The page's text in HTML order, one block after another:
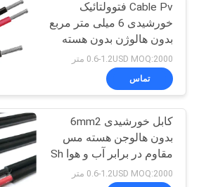
اخبار
BLOG
درخواست
نقل قول
NEWS
Cable Pv فتوولتائیک
خورشیدی 6 میلی متر مربع
بدون هالوژن بدون هسته
مس مقاومت در برابر آب و
هوا
0.6-1.2USD MOQ:2000 متر
تماس
کابل خورشیدی 6mm2
بدون هالوجن هسته مس
مقاوم در برابر آب و هوا Sh
Shenghua
0.6-1.2USD MOQ:2000 متر